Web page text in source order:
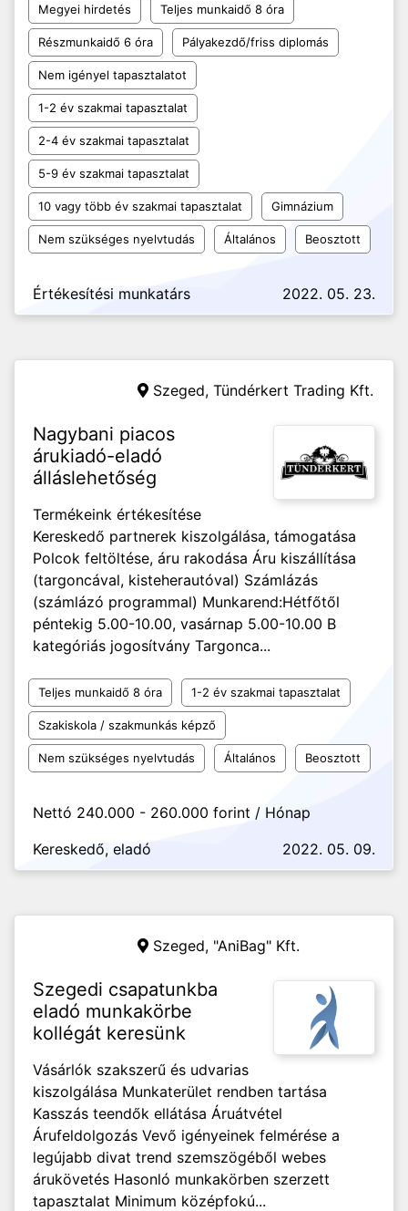
Megyei hirdetés Teljes munkaidő 8 óra
Részmunkaidő 6 óra Pályakezdő/friss diplomás
Nem igényel tapasztalatot
1-2 év szakmai tapasztalat
2-4 év szakmai tapasztalat
5-9 év szakmai tapasztalat
10 vagy több év szakmai tapasztalat Gimnázium
Nem szükséges nyelvtudás Általános Beosztott
Értékesítési munkatárs 2022. 05. 23.
Szeged, Tündérkert Trading Kft.
Nagybani piacos
árukiadó-eladó
álláslehetőség
Termékeink értékesítése
Kereskedő partnerek kiszolgálása, támogatása
Polcok feltöltése, áru rakodása Áru kiszállítása
(targoncával, kisteherautóval) Számlázás
(számlázó programmal) Munkarend:Hétfőtől
péntekig 5.00-10.00, vasárnap 5.00-10.00 B
kategóriás jogosítvány Targonca...
Teljes munkaidő 8 óra 1-2 év szakmai tapasztalat
Szakiskola / szakmunkás képző
Nem szükséges nyelvtudás Általános Beosztott
Nettó 240.000 - 260.000 forint / Hónap
Kereskedő, eladó
2022. 05. 09.
Szeged, "AniBag" Kft.
Szegedi csapatunkba
eladó munkakörbe
kollégát keresünk
Vásárlók szakszerű és udvarias
kiszolgálása Munkaterület rendben tartása
Kasszás teendők ellátása Áruátvétel
Árufeldolgozás Vevő igényeinek felmérése a
legújabb divat trend szemszögéből webes
árukövetés Hasonló munkakörben szerzett
tapasztalat Minimum középfokú...